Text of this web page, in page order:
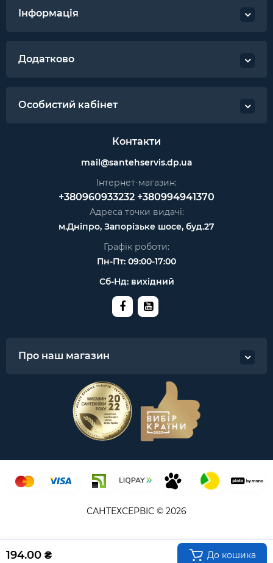
194.00 ₴ До кошика
Інформація
Додатково
Особистий кабінет
Контакти
mail@santehservis.dp.ua
Інтернет-магазин:
+380960933232 +380994941370
Адреса точки видачі:
м.Дніпро, Запорізьке шосе, буд.27
Графік роботи:
Пн-Пт: 09:00-17:00
Сб-Нд: вихідний
Про наш магазин
САНТЕХСЕРВІС © 2026